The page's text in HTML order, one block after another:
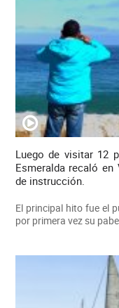
Luego de visitar 12
Esmeralda recaló en
de instrucción.
El principal hito fue el
por primera vez su